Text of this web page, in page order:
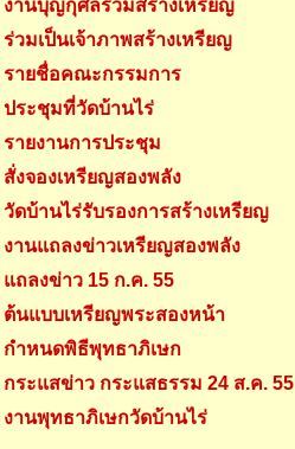
งานบุญกุศลร่วมสร้างเหรียญ
ร่วมเป็นเจ้าภาพสร้างเหรียญ
รายชื่อคณะกรรมการ
ประชุมที่วัดบ้านไร่
รายงานการประชุม
สั่งจองเหรียญสองพลัง
วัดบ้านไร่รับรองการสร้างเหรียญ
งานแถลงข่าวเหรียญสองพลัง
แถลงข่าว 15 ก.ค. 55
ต้นแบบเหรียญพระสองหน้า
กำหนดพิธีพุทธาภิเษก
กระแสข่าว กระแสธรรม 24 ส.ค. 55
งานพุทธาภิเษกวัดบ้านไร่